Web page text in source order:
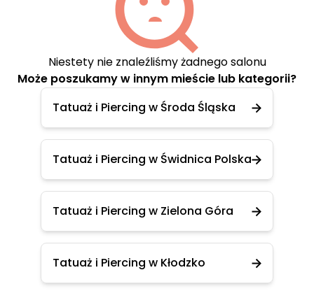
Niestety nie znaleźliśmy żadnego salonu
Może poszukamy w innym mieście lub kategorii?
Tatuaż i Piercing w Środa Śląska
Tatuaż i Piercing w Świdnica Polska
Tatuaż i Piercing w Zielona Góra
Tatuaż i Piercing w Kłodzko